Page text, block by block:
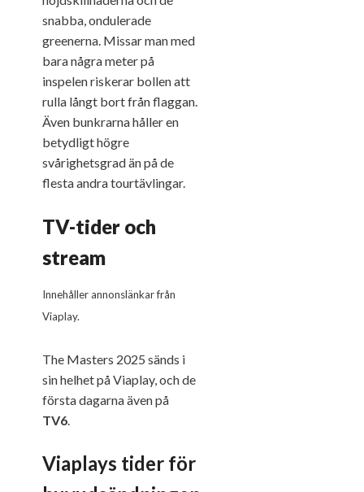
snabba, ondulerade
greenerna. Missar man med
bara några meter på
inspelen riskerar bollen att
rulla långt bort från flaggan.
Även bunkrarna håller en
betydligt högre
svårighetsgrad än på de
flesta andra tourtävlingar.
TV-tider och
stream
Innehåller annonslänkar från
Viaplay.
The Masters 2025 sänds i
sin helhet på Viaplay, och de
första dagarna även på
TV6
Viaplays tider för